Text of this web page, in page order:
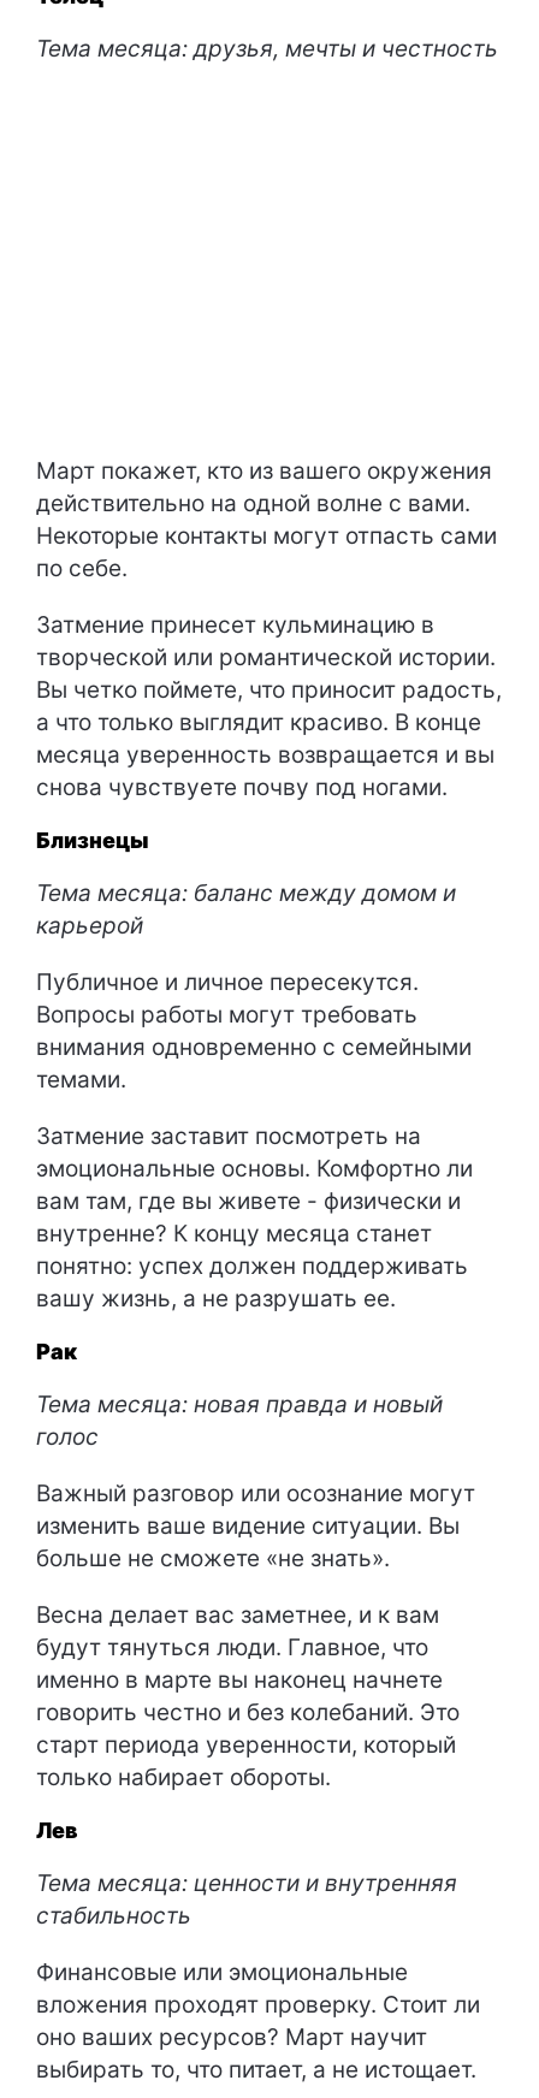
Тема месяца: друзья, мечты и честность
Март покажет, кто из вашего окружения
действительно на одной волне с вами.
Некоторые контакты могут отпасть сами
по себе.
Затмение принесет кульминацию в
творческой или романтической истории.
Вы четко поймете, что приносит радость,
а что только выглядит красиво. В конце
месяца уверенность возвращается и вы
снова чувствуете почву под ногами.
Близнецы
Тема месяца: баланс между домом и
карьерой
Публичное и личное пересекутся.
Вопросы работы могут требовать
внимания одновременно с семейными
темами.
Затмение заставит посмотреть на
эмоциональные основы. Комфортно ли
вам там, где вы живете - физически и
внутренне? К концу месяца станет
понятно: успех должен поддерживать
вашу жизнь, а не разрушать ее.
Рак
Тема месяца: новая правда и новый
голос
Важный разговор или осознание могут
изменить ваше видение ситуации. Вы
больше не сможете «не знать».
Весна делает вас заметнее, и к вам
будут тянуться люди. Главное, что
именно в марте вы наконец начнете
говорить честно и без колебаний. Это
старт периода уверенности, который
только набирает обороты.
Лев
Тема месяца: ценности и внутренняя
стабильность
Финансовые или эмоциональные
вложения проходят проверку. Стоит ли
оно ваших ресурсов? Март научит
выбирать то, что питает, а не истощает.